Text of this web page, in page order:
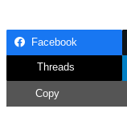
Facebook
Threads
Copy